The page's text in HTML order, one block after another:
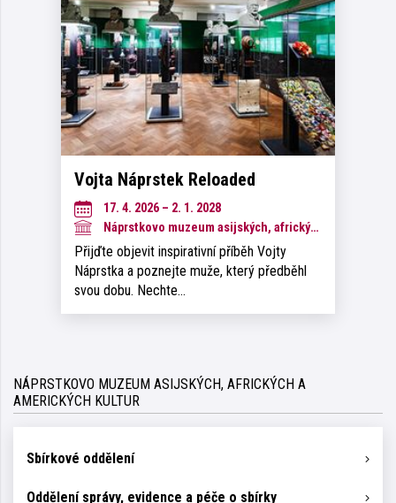
Vojta Náprstek Reloaded
17. 4. 2026 – 2. 1. 2028
Náprstkovo muzeum asijských, afrických a amerických kultur
Přijďte objevit inspirativní příběh Vojty
Náprstka a poznejte muže, který předběhl
svou dobu. Nechte…
NÁPRSTKOVO MUZEUM ASIJSKÝCH, AFRICKÝCH A
AMERICKÝCH KULTUR
Sbírkové oddělení
Oddělení správy, evidence a péče o sbírky